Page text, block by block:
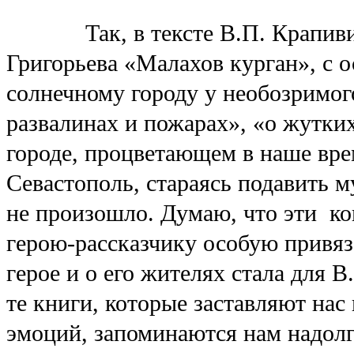
Так, в тексте В.П.
Григорьева «Малахов курган», с
солнечному городу у
развалинах и пожарах», «о
городе, процветающем в наше
Севастополь, стараясь подавить
не произошло. Думаю, что эти
герою-рассказчику особую
герое и о его жителях стала для
те книги, которые заставляют
эмоций, запоминаются нам